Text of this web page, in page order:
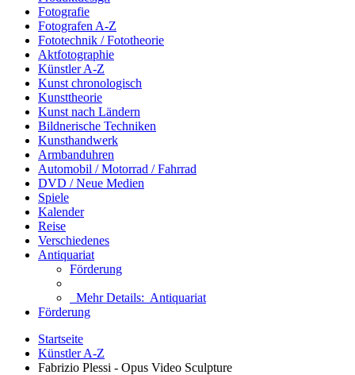
Fotografie
Fotografen A-Z
Fototechnik / Fototheorie
Aktfotographie
Künstler A-Z
Kunst chronologisch
Kunsttheorie
Kunst nach Ländern
Bildnerische Techniken
Kunsthandwerk
Armbanduhren
Automobil / Motorrad / Fahrrad
DVD / Neue Medien
Spiele
Kalender
Reise
Verschiedenes
Antiquariat
Förderung
Mehr Details: Antiquariat
Förderung
Startseite
Künstler A-Z
Fabrizio Plessi - Opus Video Sculpture